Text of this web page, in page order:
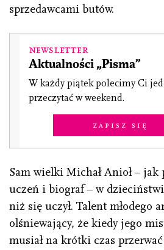
sprzedawcami butów.
Newsletter
Aktualności „Pisma”
W każdy piątek polecimy Ci
przeczytać w weekend.
Zapisz się
Sam wielki Michał Anioł – jak
uczeń i biograf – w
niż się uczył. Talent młodego
olśniewający, że kiedy jego
musiał na krótki czas